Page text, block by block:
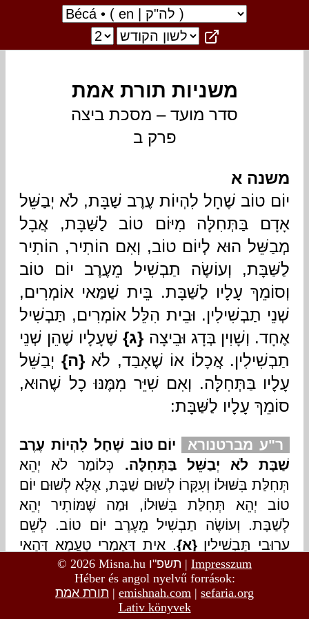
© 2026 Misna.hu תשפ"ו | Impresszum
Héber és angol nyelvű források:
תורת אמת | emishnah.com | sefaria.org
Lativ könyvek